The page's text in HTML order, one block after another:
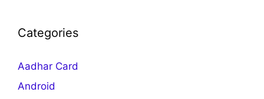
Categories
Aadhar Card
Android